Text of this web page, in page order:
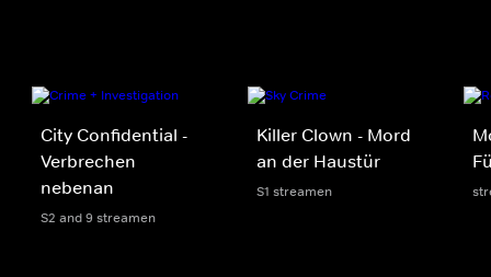
City Confidential -
Verbrechen
nebenan
S2 and 9 streamen
Killer Clown - Mord
an der Haustür
S1 streamen